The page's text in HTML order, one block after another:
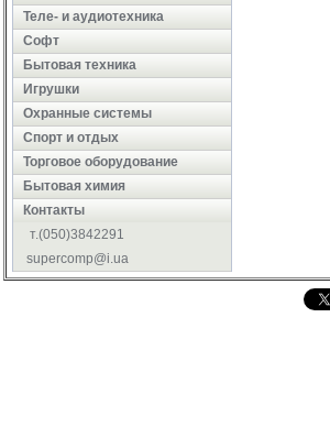
Теле- и аудиотехника
Софт
Бытовая техника
Игрушки
Охранные системы
Cпорт и отдых
Торговое оборудование
Бытовая химия
Контакты
т.(050)3842291
supercomp@i.ua